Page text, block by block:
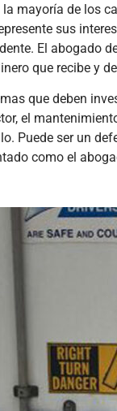
la mayoría de los
sus
El abogado
que recibe y
que deben
el
Puede ser un
como el